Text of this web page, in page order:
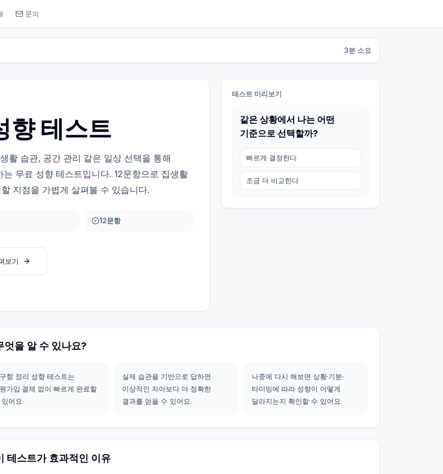
문의
3분 소요
향 테스트
활 습관, 공간 관리 같은 일상 선택을 통해
무료 성향 테스트입니다. 12문항으로 집생활
지점을 가볍게 살펴볼 수 있습니다.
12문항
보기
테스트 미리보기
같은 상황에서 나는 어떤
기준으로 선택할까?
빠르게 결정한다
조금 더 비교한다
엇을 알 수 있나요?
함 정리 성향 테스트는
가입·결제 없이 빠르게 완료할
어요.
실제 습관을 기반으로 답하면
이상적인 자아보다 더 정확한
결과를 얻을 수 있어요.
나중에 다시 해보면 상황·기분·
타이밍에 따라 성향이 어떻게
달라지는지 확인할 수 있어요.
테스트가 효과적인 이유